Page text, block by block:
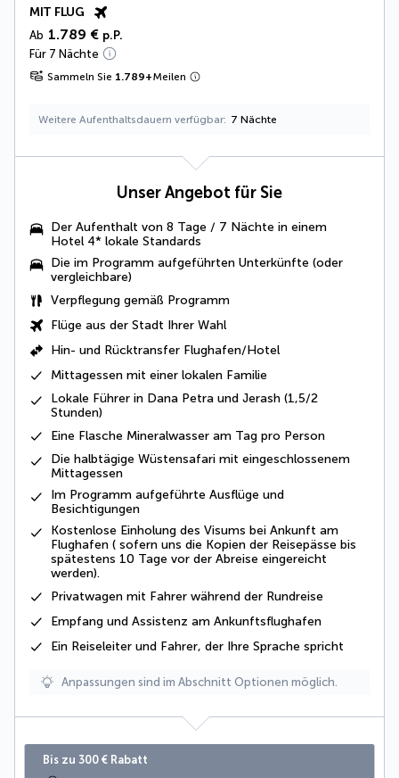
MIT FLUG
Ab 1.789 € p.P.
Für 7 Nächte
Sammeln Sie 1.789+Meilen
Weitere Aufenthaltsdauern verfügbar 7 Nächte
Unser Angebot für Sie
Der Aufenthalt von 8 Tage / 7 Nächte in einem
Hotel 4* lokale Standards
Die im Programm aufgeführten Unterkünfte (oder
vergleichbare)
Verpflegung gemäß Programm
Flüge aus der Stadt Ihrer Wahl
Hin- und Rücktransfer Flughafen/Hotel
Mittagessen mit einer lokalen Familie
Lokale Führer in Dana Petra und Jerash (1,5/2
Stunden)
Eine Flasche Mineralwasser am Tag pro Person
Die halbtägige Wüstensafari mit eingeschlossenem
Mittagessen
Im Programm aufgeführte Ausflüge und
Besichtigungen
Kostenlose Einholung des Visums bei Ankunft am
Flughafen ( sofern uns die Kopien der Reisepässe bis
spätestens 10 Tage vor der Abreise eingereicht
werden).
Privatwagen mit Fahrer während der Rundreise
Empfang und Assistenz am Ankunftsflughafen
Ein Reiseleiter und Fahrer, der Ihre Sprache spricht
Anpassungen sind im Abschnitt Optionen möglich.
Bis zu 300 € Rabatt